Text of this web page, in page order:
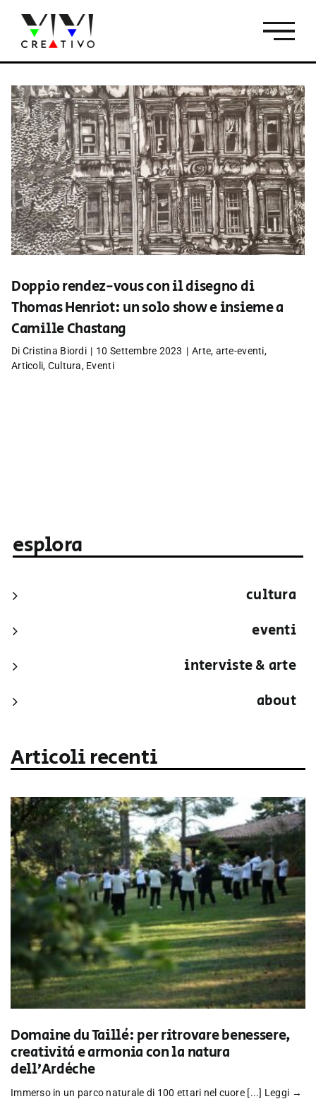
contenuto
Doppio rendez-vous con il disegno di
Thomas Henriot: un solo show e insieme a
Camille Chastang
Di Cristina Biordi | 10 Settembre 2023 | Arte, arte-eventi,
Articoli, Cultura, Eventi
esplora
cultura
eventi
interviste & arte
about
Articoli recenti
Domaine du Taillé: per ritrovare benessere,
creatività e armonia con la natura
dell’Ardèche
Immerso in un parco naturale di 100 ettari nel cuore [...] Leggi →